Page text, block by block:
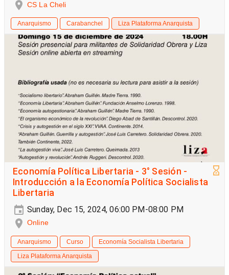
CS La Cheli
Anarquismo Carabanchel Liza Plataforma Anarquista
Economía Política Libertaria - 3° Sesión -
Introducción a la Economía Política Socialista
Libertaria
Sunday, Dec 15, 2024, 06:00 PM-08:00 PM
Online
Anarquismo Curso
Economía Socialista Libertaria
Liza Plataforma Anarquista